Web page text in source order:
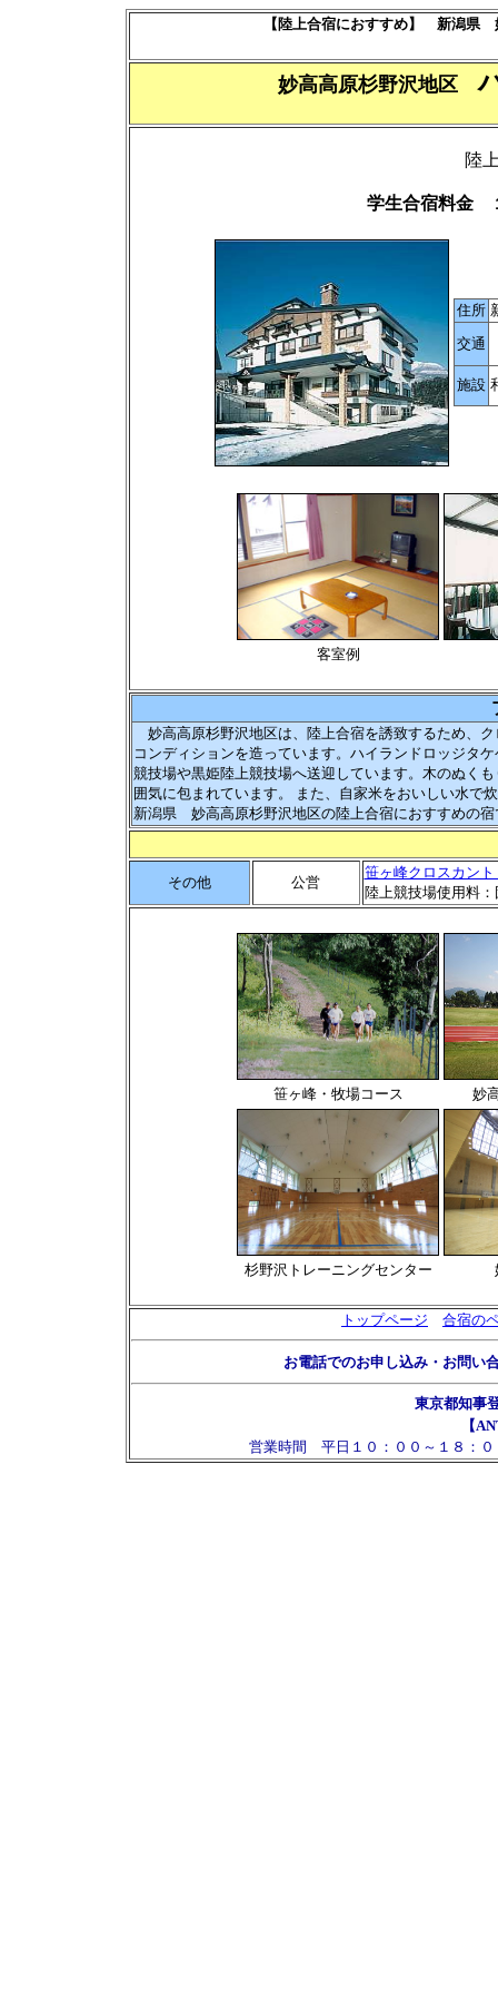
【陸上合宿におすすめ】 新潟
妙高高原杉野沢地区
陸
学生合宿料金
住所
交通
施設
客室例
妙高高原杉野沢地区は、陸上合宿を誘致するため、
コンディションを造っています。ハイランドロッジタ
競技場や黒姫陸上競技場へ送迎しています。木のぬく
囲気に包まれています。 また、自家米をおいしい水で
新潟県 妙高高原杉野沢地区の陸上合宿におすすめの宿
その他 公営
笹ヶ峰クロスカン
陸上競技場使用料
笹ヶ峰・牧場コース 妙
杉野沢トレーニングセンター
トップページ 合宿の
お電話でのお申し込み・お問い
東京都知事
【
営業時間 平日１０：００～１８：